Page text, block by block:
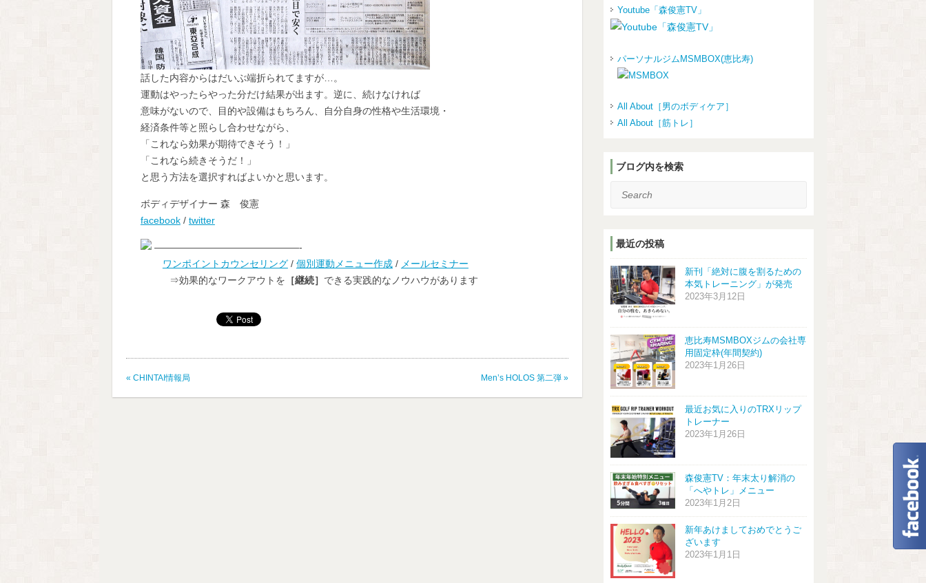
話した内容からはだいぶ端折られてますが…。
運動はやったらやった分だけ結果が出ます。逆に、続けなければ
意味がないので、目的や設備はもちろん、自分自身の性格や生活環境・
経済条件等と照らし合わせながら、
「これなら効果が期待できそう！」
「これなら続きそうだ！」
と思う方法を選択すればよいかと思います。
ボディデザイナー 森 俊憲
facebook/ twitter
———————————————-
ワンポイントカウンセリング/ 個別運動メニュー作成/ メールセミナー
⇒効果的なワークアウトを ［継続］ できる実践的なノウハウがあります
« CHINTAI情報局 Men’s HOLOS 第二弾»
Youtube「森俊憲TV」
パーソナルジムMSMBOX(恵比寿)
All About［男のボディケア］
All About［筋トレ］
ブログ内を検索
Search
最近の投稿
新刊「絶対に腹を割るための
本気トレーニング」が発売
2023年3月12日
恵比寿MSMBOXジムの会社専
用固定枠(年間契約)
2023年1月26日
最近お気に入りのTRXリップ
トレーナー
2023年1月26日
森俊憲TV：年末太り解消の
「へやトレ」メニュー
2023年1月2日
新年あけましておめでとうご
ざいます
2023年1月1日